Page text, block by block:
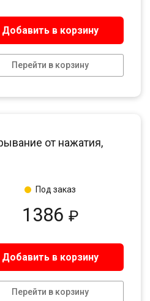
Добавить в корзину
Перейти в корзину
от нажатия,
1386 ₽
Добавить в корзину
Перейти в корзину
Под заказ